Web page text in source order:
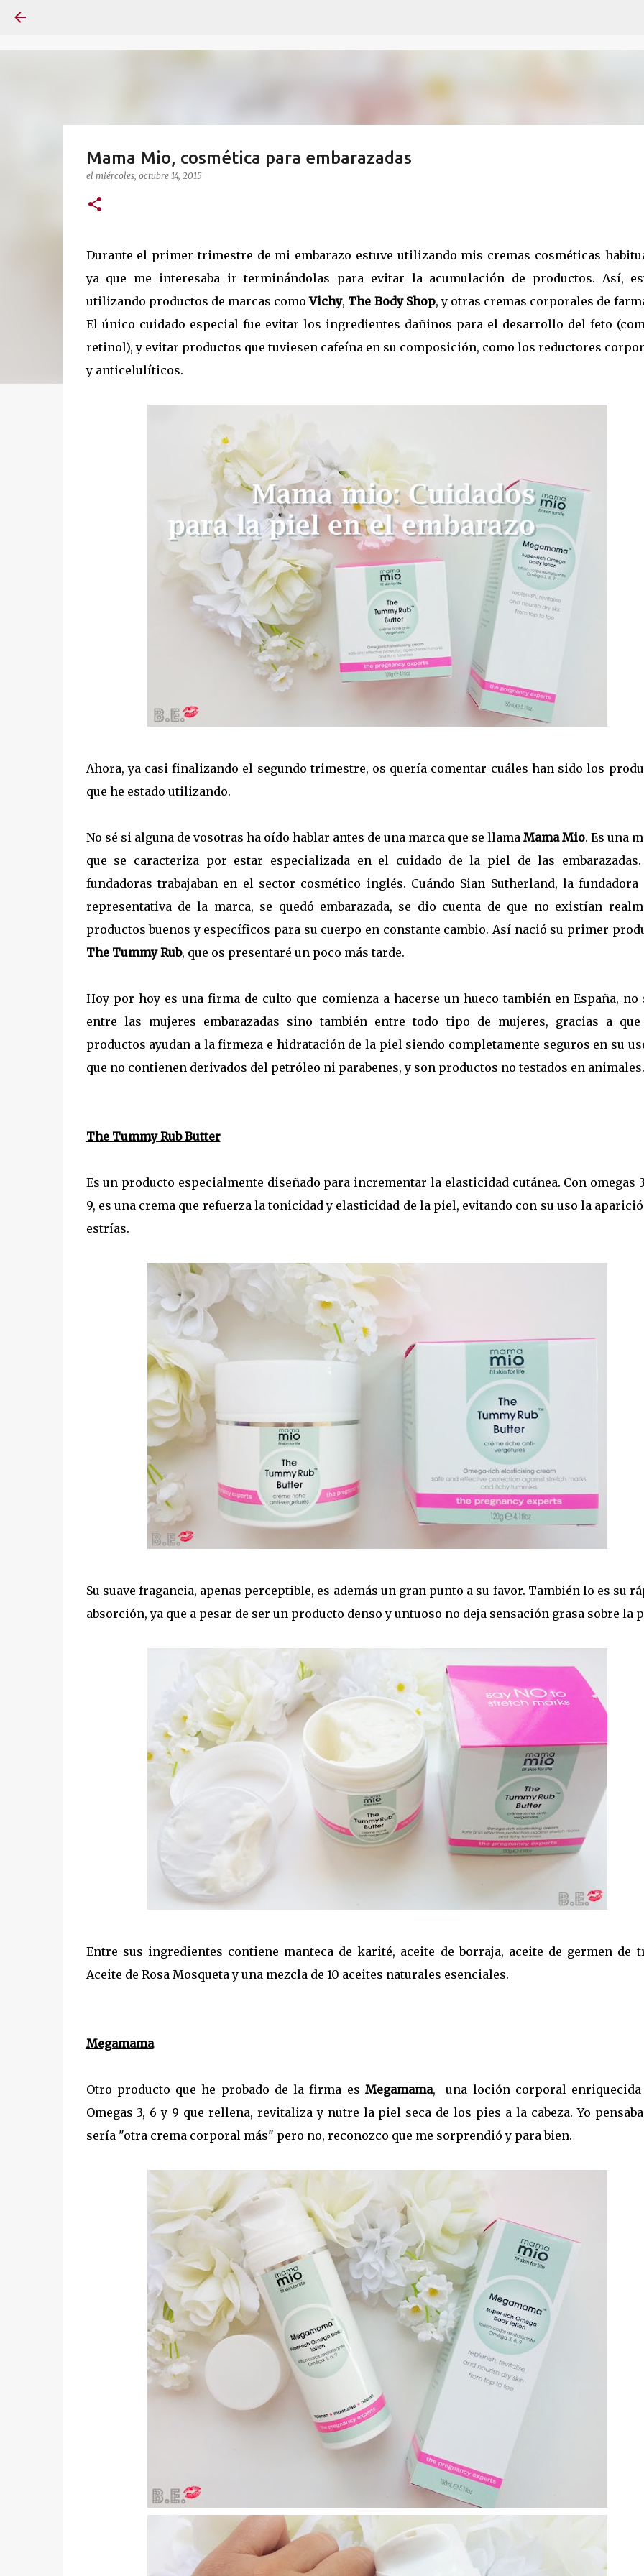
Mama Mio, cosmética para embarazadas
el miércoles, octubre 14, 2015
Durante el primer trimestre de mi embarazo estuve utilizando mis cremas cosméticas
ya que me interesaba ir terminándolas para evitar la acumulación de productos. Así,
utilizando productos de marcas comoVichy, The Body Shop, y otras cremas corporales de
El único cuidado especial fue evitar los ingredientes dañinos para el desarrollo del feto
retinol), y evitar productos que tuviesen cafeína en su composición, como los reductores
y anticelulíticos.
Ahora, ya casi finalizando el segundo trimestre, os quería comentar cuáles han sido los
que he estado utilizando.
No sé si alguna de vosotras ha oído hablar antes de una marca que se llama Mama Mio. Es una
que se caracteriza por estar especializada en el cuidado de la piel de las embarazadas.
fundadoras trabajaban en el sector cosmético inglés. Cuándo Sian Sutherland, la fundadora
representativa de la marca, se quedó embarazada, se dio cuenta de que no existían
productos buenos y específicos para su cuerpo en constante cambio. Así nació su primer
The Tummy Rub, que os presentaré un poco más tarde.
Hoy por hoy es una firma de culto que comienza a hacerse un hueco también en España, no
entre las mujeres embarazadas sino también entre todo tipo de mujeres, gracias a
productos ayudan a la firmeza e hidratación de la piel siendo completamente seguros en su
que no contienen derivados del petróleo ni parabenes, y son productos no testados en animales.
The Tummy Rub Butter
Es un producto especialmente diseñado para incrementar la elasticidad cutánea. Con omegas
9, es una crema que refuerza la tonicidad y elasticidad de la piel, evitando con su uso la
estrías.
Su suave fragancia, apenas perceptible, es además un gran punto a su favor. También lo es su
absorción, ya que a pesar de ser un producto denso y untuoso no deja sensación grasa sobre la
Entre sus ingredientes contiene manteca de karité, aceite de borraja, aceite de germen de
Aceite de Rosa Mosqueta y una mezcla de 10 aceites naturales esenciales.
Megamama
Otro producto que he probado de la firma es Megamama, una loción corporal enriquecida
Omegas 3, 6 y 9 que rellena, revitaliza y nutre la piel seca de los pies a la cabeza. Yo
sería "otra crema corporal más" pero no, reconozco que me sorprendió y para bien.